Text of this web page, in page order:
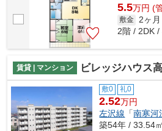
5.5万円 (
敷金 2ヶ月
2階 / 2DK /
賃貸 | マンション ビレッジハウス
敷0 礼0
2.52万円
左沢線 「南寒河
築54年 / 33.54㎡